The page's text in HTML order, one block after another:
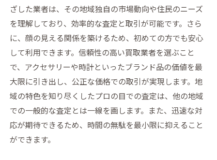
ざした業者は、その地域独自の市場動向や住民のニーズ
を理解しており、効率的な査定と取引が可能です。さら
に、顔の見える関係を築けるため、初めての方でも安心
して利用できます。信頼性の高い買取業者を選ぶこと
で、アクセサリーや時計といったブランド品の価値を最
大限に引き出し、公正な価格での取引が実現します。地
域の特色を知り尽くしたプロの目での査定は、他の地域
での一般的な査定とは一線を画します。また、迅速な対
応が期待できるため、時間の無駄を最小限に抑えること
ができます。